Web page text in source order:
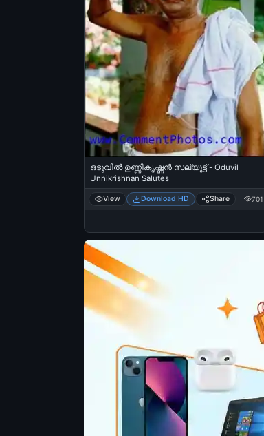
ഒടുവില്‍ ഉണ്ണികൃഷ്ണന്‍ സല്യൂട്ട് - Oduvil
Unnikrishnan Salutes
View Download HD Share 701